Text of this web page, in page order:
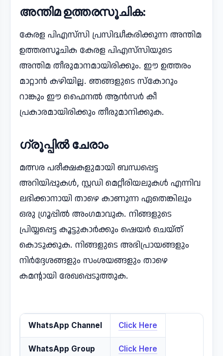
അന്തിമ ഉത്തരസൂചിക:
കേരള പിഎസ്‌സി പ്രസിദ്ധീകരിക്കുന്ന അന്തിമ
ഉത്തരസൂചിക കേരള പിഎസ്‌സിയുടെ
അന്തിമ തീരുമാനമായിരിക്കും. ഈ ഉത്തരം
മാറ്റാൻ കഴിയില്ല. ഞങ്ങളുടെ സ്‌കോറും
റാങ്കും ഈ ഫൈനൽ ആൻസർ കീ
പ്രകാരമായിരിക്കും തീരുമാനിക്കുക.
ഗ്രൂപ്പിൽ ചേരാം
മത്സര പരീക്ഷകളുമായി ബന്ധപ്പെട്ട
അറിയിപ്പുകൾ, സ്റ്റഡി മെറ്റീരിയലുകൾ എന്നിവ
ലഭിക്കാനായി താഴെ കാണുന്ന ഏതെങ്കിലും
ഒരു ഗ്രൂപ്പിൽ അംഗമാവുക. നിങ്ങളുടെ
പ്രിയ്യപ്പെട്ട കൂട്ടുകാർക്കും ഷെയർ ചെയ്ത്
കൊടുക്കുക. നിങ്ങളുടെ അഭിപ്രായങ്ങളും
നിർദ്ദേശങ്ങളും സംശയങ്ങളും താഴെ
കമന്റായി രേഖപ്പെടുത്തുക.
WhatsApp Channel Click Here
WhatsApp Group Click Here